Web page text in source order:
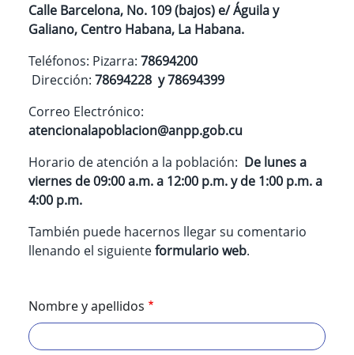
Calle Barcelona, No. 109 (bajos) e/ Águila y
Galiano, Centro Habana, La Habana.
Teléfonos: Pizarra: 78694200
Dirección: 78694228 y 78694399
Correo Electrónico:
atencionalapoblacion@anpp.gob.cu
Horario de atención a la población: De lunes a
viernes de 09:00 a.m. a 12:00 p.m. y de 1:00 p.m. a
4:00 p.m.
También puede hacernos llegar su comentario
llenando el siguienteformulario web.
Nombre y apellidos